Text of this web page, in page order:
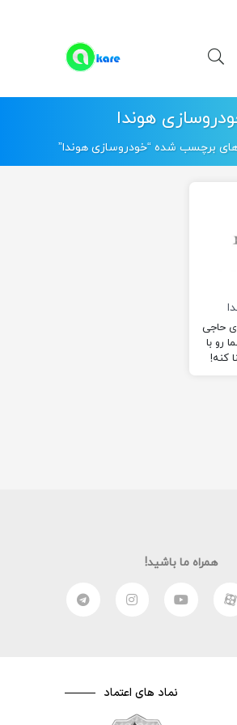
هوندا
برچسب شده “خودروسازی هوندا”
حاجی
رو با
کنه!
همراه ما باشید!
نماد های اعتماد